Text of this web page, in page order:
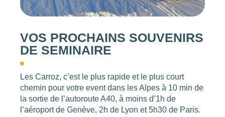
VOS PROCHAINS SOUVENIRS
DE SEMINAIRE
Les Carroz, c’est le plus rapide et le plus court
chemin pour votre event dans les Alpes à 10 min de
la sortie de l’autoroute A40, à moins d’1h de
l’aéroport de Genève, 2h de Lyon et 5h30 de Paris.